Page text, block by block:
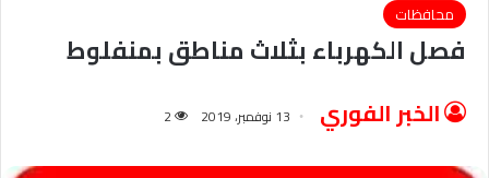
محافظات
فصل الكهرباء بثلاث مناطق بمنفلوط
الخبر الفوري 13 نوفمبر، 2019 2